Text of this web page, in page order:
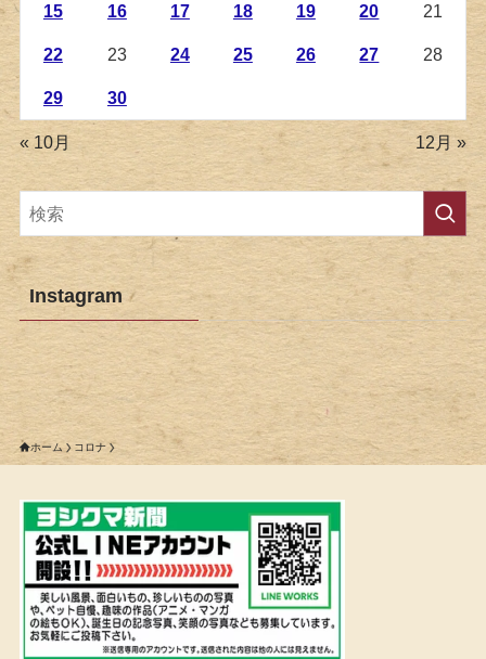
15 16 17 18 19 20 21
22 23 24 25 26 27 28
29 30
« 10月 12月 »
Instagram
ホーム コロナ